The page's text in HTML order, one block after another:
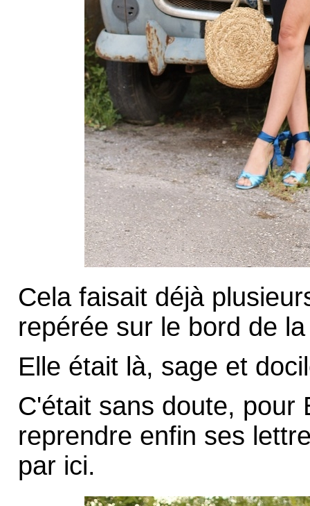
Cela faisait déjà
repérée sur le bord de
Elle était là, sage et
C'était sans doute, pour
reprendre enfin ses
par ici.